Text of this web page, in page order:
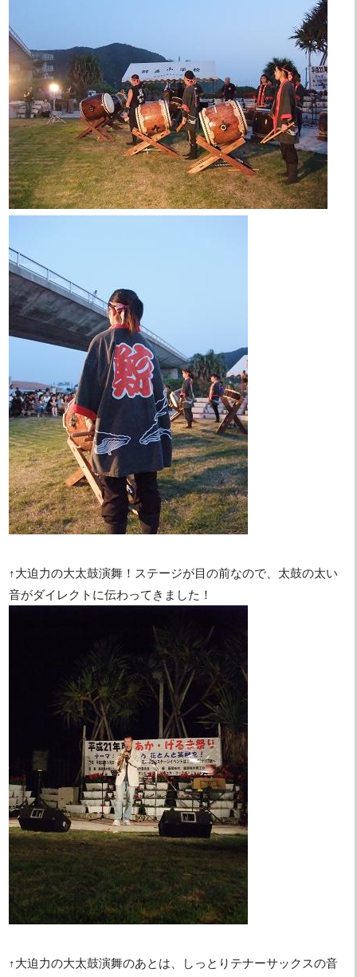
↑大迫力の大太鼓演舞！ステージが目の前なので、太鼓の太い
音がダイレクトに伝わってきました！
↑大迫力の大太鼓演舞のあとは、しっとりテナーサックスの音